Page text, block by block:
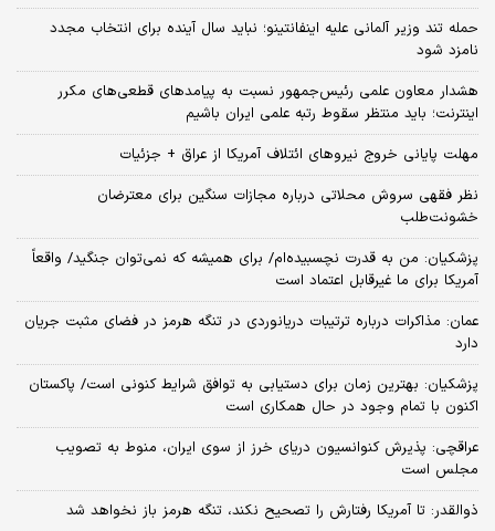
حمله تند وزیر آلمانی علیه اینفانتینو؛ نباید سال آینده برای انتخاب مجدد
نامزد شود
هشدار معاون علمی رئیس‌جمهور نسبت به پیامدهای قطعی‌های مکرر
اینترنت؛ باید منتظر سقوط رتبه علمی ایران باشیم
مهلت پایانی خروج نیروهای ائتلاف آمریکا از عراق + جزئیات
نظر فقهی سروش محلاتی درباره مجازات سنگین برای معترضان
خشونت‌طلب
پزشکیان: من به قدرت نچسبیده‌ام/ برای همیشه که نمی‌توان جنگید/ واقعاً
آمریکا برای ما غیرقابل اعتماد است
عمان: مذاکرات درباره ترتیبات دریانوردی در تنگه هرمز در فضای مثبت جریان
دارد
پزشکیان‌: بهترین زمان برای دستیابی به توافق شرایط کنونی است/ پاکستان
اکنون با تمام وجود در حال همکاری است
عراقچی: پذیرش کنوانسیون دریای خرز از سوی ایران، منوط به تصویب
مجلس است
ذوالقدر: تا آمریکا رفتارش را تصحیح نکند، تنگه هرمز باز نخواهد شد